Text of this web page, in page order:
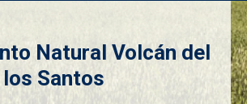
Natural Volcán del
Santos